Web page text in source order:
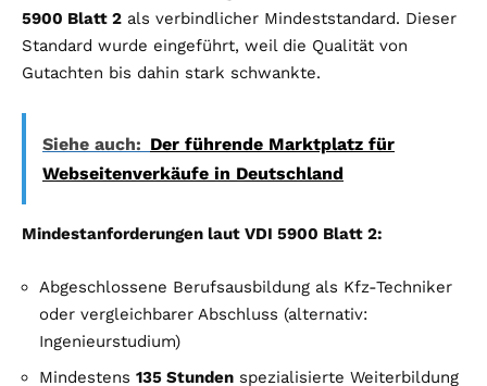
5900 Blatt 2 als verbindlicher Mindeststandard. Dieser
Standard wurde eingeführt, weil die Qualität von
Gutachten bis dahin stark schwankte.
Siehe auch: Der führende Marktplatz für
Webseitenverkäufe in Deutschland
Mindestanforderungen laut VDI 5900 Blatt 2:
Abgeschlossene Berufsausbildung als Kfz-Techniker
oder vergleichbarer Abschluss (alternativ:
Ingenieurstudium)
Mindestens 135 Stunden spezialisierte Weiterbildung